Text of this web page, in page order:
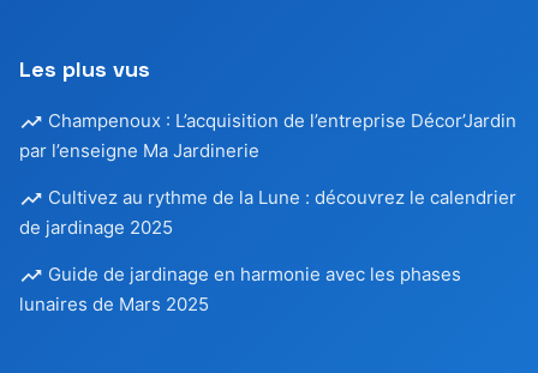
Les plus vus
Champenoux : L’acquisition de l’entreprise Décor’Jardin
par l’enseigne Ma Jardinerie
Cultivez au rythme de la Lune : découvrez le calendrier
de jardinage 2025
Guide de jardinage en harmonie avec les phases
lunaires de Mars 2025